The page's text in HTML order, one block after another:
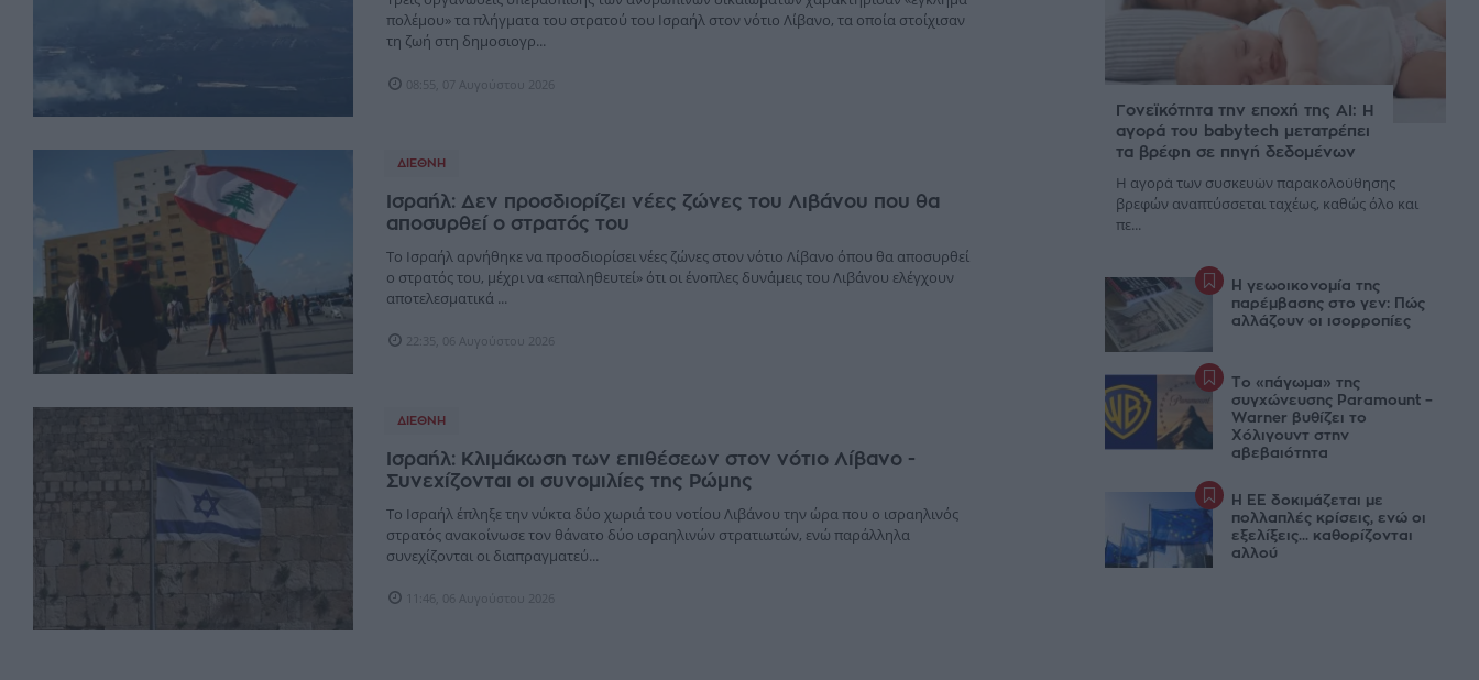
πολέμου» τα πλήγματα του στρατού του Ισραήλ στον νότιο Λίβανο, τα οποία στοίχισαν
τη ζωή στη δημοσιογρ...
08:55, 07 Αυγούστου 2026
ΔΙΕΘΝΉ
Ισραήλ: Δεν προσδιορίζει νέες ζώνες του Λιβάνου που θα
αποσυρθεί ο στρατός του
Το Ισραήλ αρνήθηκε να προσδιορίσει νέες ζώνες στον νότιο Λίβανο όπου θα αποσυρθεί
ο στρατός του, μέχρι να «επαληθευτεί» ότι οι ένοπλες δυνάμεις του Λιβάνου ελέγχουν
αποτελεσματικά ...
22:35, 06 Αυγούστου 2026
ΔΙΕΘΝΉ
Ισραήλ: Κλιμάκωση των επιθέσεων στον νότιο Λίβανο -
Συνεχίζονται οι συνομιλίες της Ρώμης
Το Ισραήλ έπληξε την νύκτα δύο χωριά του νοτίου Λιβάνου την ώρα που ο ισραηλινός
στρατός ανακοίνωσε τον θάνατο δύο ισραηλινών στρατιωτών, ενώ παράλληλα
συνεχίζονται οι διαπραγματεύ...
11:46, 06 Αυγούστου 2026
Γονεϊκότητα την εποχή της AI: Η
αγορά του babytech μετατρέπει
τα βρέφη σε πηγή δεδομένων
Η αγορά των συσκευών παρακολούθησης
βρεφών αναπτύσσεται ταχέως, καθώς όλο και
πε...
Η γεωοικονομία της
παρέμβασης στο γεν: Πώς
αλλάζουν οι ισορροπίες
Το «πάγωμα» της
συγχώνευσης Paramount –
Warner βυθίζει το
Χόλιγουντ στην
αβεβαιότητα
Η ΕΕ δοκιμάζεται με
πολλαπλές κρίσεις, ενώ οι
εξελίξεις... καθορίζονται
αλλού